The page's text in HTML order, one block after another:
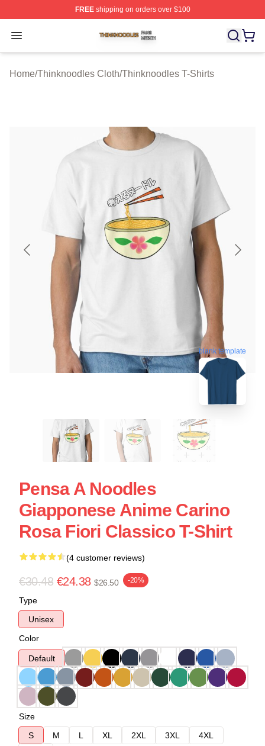
FREEshipping on orders over $100
Open menu
Thinknoodles Shop ⚡️ Officially Licensed
Home/Thinknoodles Cloth/Thinknoodles T-Shirts
blank template
Pensa A Noodles
Giapponese Anime Carino
Rosa Fiori Classico T-Shirt
(4 customer reviews)
€30.48 €24.38 $26.50 -20%
Type
Unisex
Color
Default
Size
S
M L XL 2XL 3XL
4XL